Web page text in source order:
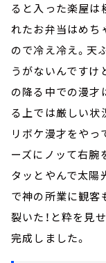
ると入った楽屋は
れたお弁当はめち
ので冷え冷え。天
うがないんですけ
の降る中での漫才
る上では厳しい状
リボケ漫才をやっ
ーズにノッて右腕
タッとやんで太陽
で神の所業に観客
裂いた！と粋を見
完成しました。